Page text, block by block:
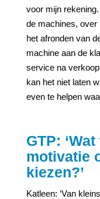
voor mijn
de machines, over
het afronden van
machine aan de
service na
kan het niet laten
even te helpen
GTP:
motivatie
kiezen?’
Katleen: ‘Van